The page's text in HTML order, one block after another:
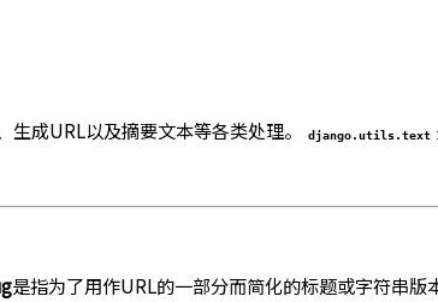
成URL以及摘要文本等各类处理。 django.utils.text
是指为了用作URL的一部分而简化的标题或字符串版